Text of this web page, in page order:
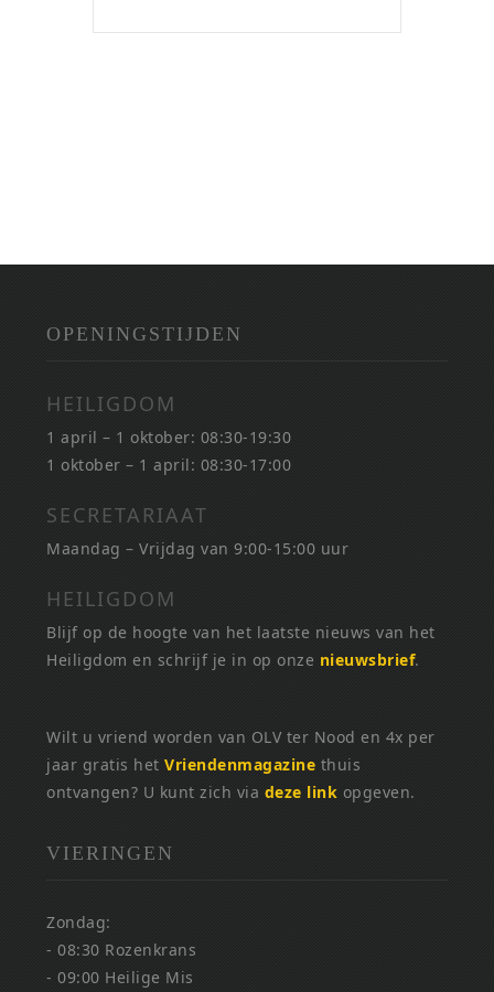
OPENINGSTIJDEN
HEILIGDOM
1 april – 1 oktober: 08:30-19:30
1 oktober – 1 april: 08:30-17:00
SECRETARIAAT
Maandag – Vrijdag van 9:00-15:00 uur
HEILIGDOM
Blijf op de hoogte van het laatste nieuws van het
Heiligdom en schrijf je in op onze nieuwsbrief.
Wilt u vriend worden van OLV ter Nood en 4x per
jaar gratis hetVriendenmagazine thuis
ontvangen? U kunt zich via deze link opgeven.
VIERINGEN
Zondag:
- 08:30 Rozenkrans
- 09:00 Heilige Mis